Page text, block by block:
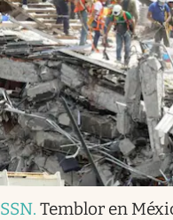
SSN. Temblor en